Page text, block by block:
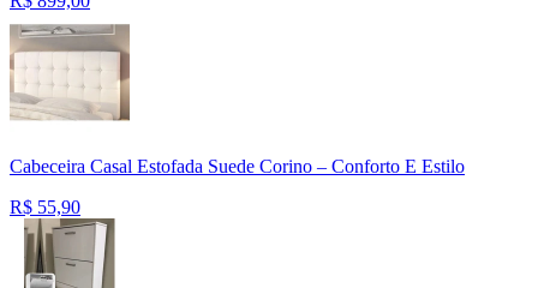
Cabeceira Casal Estofada Suede Corino – Conforto E Estilo
R$ 55,90